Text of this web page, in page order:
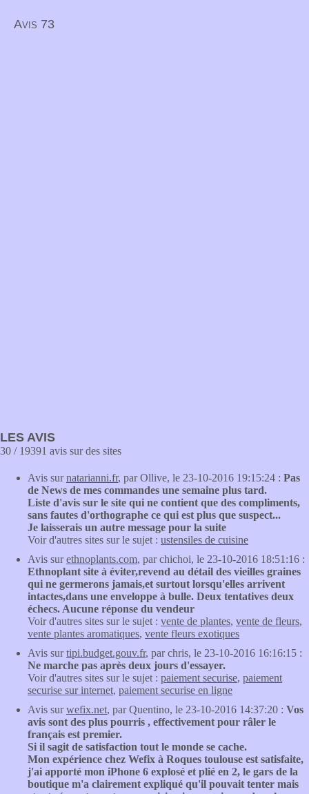
Avis 73
LES AVIS
30 / 19391 avis sur des sites
Avis surnatarianni.fr, par Ollive, le 23-10-2016 19:15:24 : Pas
de News de mes commandes une semaine plus tard.
Liste d'avis sur le site qui ne contient que des compliments,
sans fautes d'orthographe ce qui est plus que suspect...
Je laisserais un autre message pour la suite
Voir d'autres sites sur le sujet : ustensiles de cuisine
Avis surethnoplants.com, par chichoi, le 23-10-2016 18:51:16 :
Ethnoplant site à éviter,revend au détail des vieilles graines
qui ne germerons jamais,et surtout lorsqu'elles arrivent
intactes,dans une enveloppe à bulle. Deux tentatives deux
échecs. Aucune réponse du vendeur
Voir d'autres sites sur le sujet : vente de plantes, vente de fleurs,
vente plantes aromatiques, vente fleurs exotiques
Avis surtipi.budget.gouv.fr, par chris, le 23-10-2016 16:16:15 :
Ne marche pas après deux jours d'essayer.
Voir d'autres sites sur le sujet : paiement securise, paiement
securise sur internet, paiement securise en ligne
Avis surwefix.net, par Quentino, le 23-10-2016 14:37:20 : Vos
avis sont des plus pourris , effectivement pour râler le
français est premier.
Si il sagit de satisfaction tout le monde se cache.
Mon expérience chez Wefix à Roques toulouse est satisfaite,
j'ai apporté mon iPhone 6 explosé et plié en 2, le gars de la
boutique m'a clairement expliqué qu'il pouvait tenter mais